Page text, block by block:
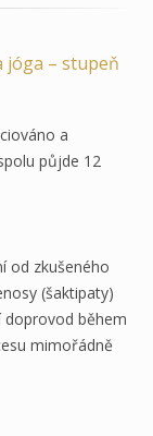
jóga – stupeň
a
půjde 12
od zkušeného
(šaktipaty)
doprovod během
mimořádně